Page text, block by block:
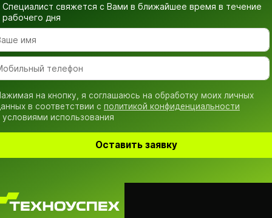
Специалист свяжется с Вами в ближайшее время в течение
рабочего дня
на кнопку, я соглашаюсь на обработку моих личных
в соответствии с политикой конфиденциальности
условиями использования
Оставить заявку